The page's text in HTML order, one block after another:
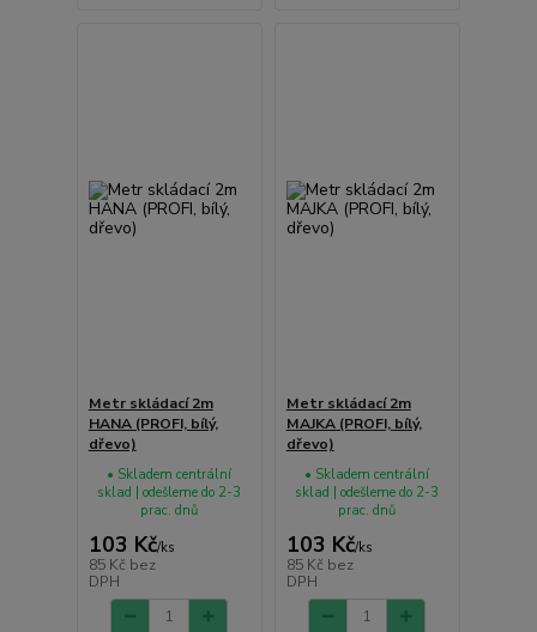
Metr skládací 2m
HANA (PROFI, bílý,
dřevo)
103 Kč/ks
85 Kč bez
DPH
• Skladem centrální
sklad | odešleme do 2-3
prac. dnů
Metr skládací 2m
MAJKA (PROFI, bílý,
dřevo)
103 Kč/ks
85 Kč bez
DPH
• Skladem centrální
sklad | odešleme do 2-3
prac. dnů